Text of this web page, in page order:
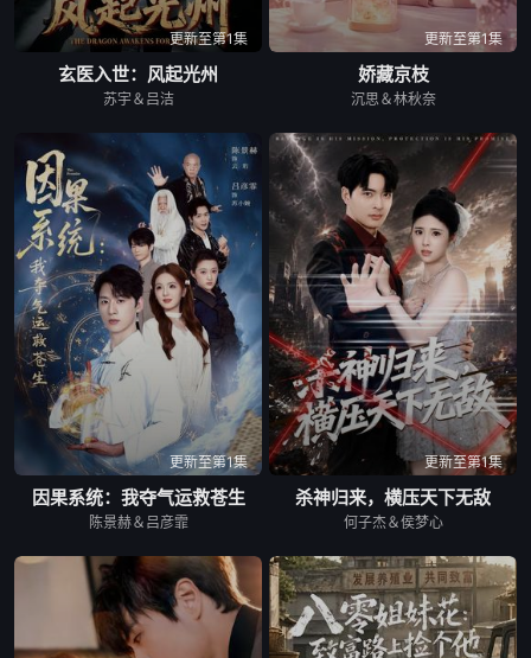
更新至第1集
玄医入世：风起光州
苏宇＆吕洁
更新至第1集
娇藏京枝
沉思＆林秋奈
更新至第1集
因果系统：我夺气运救苍生
陈景赫＆吕彦霏
更新至第1集
杀神归来，横压天下无敌
何子杰＆侯梦心